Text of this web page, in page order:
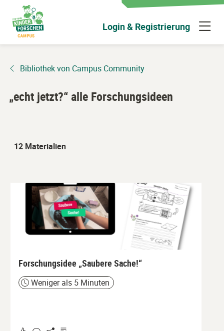
Hauptinhalt
wechseln
Login & Registrierung
Bibliothek von Campus Community
„echt jetzt?“ alle Forschungsideen
12 Materialien
Forschungsidee „Saubere Sache!“
ZeitWeniger als 5 Minuten